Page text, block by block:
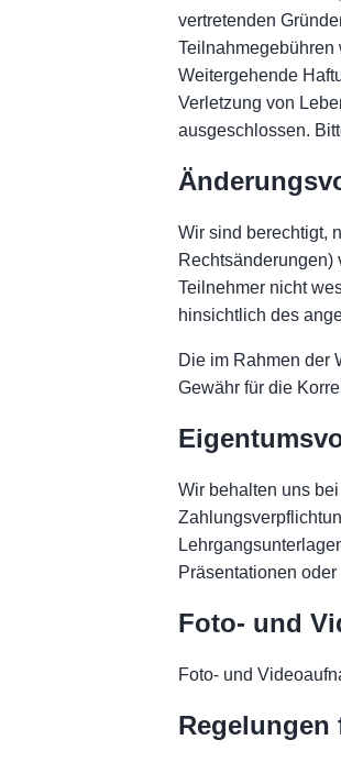
vertretenden
Teilnahmegebühren
Weitergehende
Verletzung von
ausgeschlossen.
Wir sind berechtigt,
Rechtsänderungen)
Teilnehmer nicht
hinsichtlich des
Die im Rahmen der
Gewähr für die
Wir behalten uns
Präsentationen
Foto- und
Foto- und
Regelungen